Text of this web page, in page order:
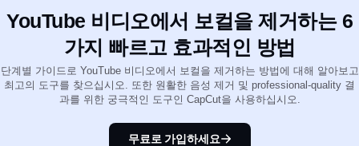
CapCut 온라인
CapCut Pad
CapCut 모바일
Dreamina AI
동영상 스튜디오
AI 동영상 생성기
AI 이미지 생성기
동영상 에디터 및 생성기
이미지 에디터 및 생성기
음성 생성기 및 에디터
홀리데이 템플릿
더 보기
이니셔티브
제휴 사용자
개척자 프로그램
YouTube 비디오에서 보컬을 제거하는 6
가지 빠르고 효과적인 방법
단계별 가이드로 YouTube 비디오에서 보컬을 제거하는 방법에 대해 알아보고
최고의 도구를 찾으십시오. 또한 원활한 음성 제거 및 professional-quality 결
과를 위한 궁극적인 도구인 CapCut을 사용하십시오.
무료로 가입하세요